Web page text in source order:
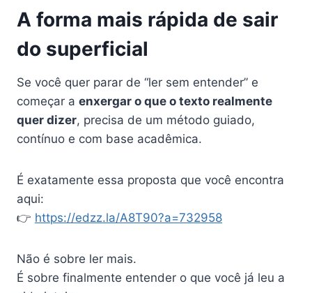
A forma mais rápida de sair
do superficial
Se você quer parar de “ler sem entender” e
começar a enxergar o que o texto realmente
quer dizer, precisa de um método guiado,
contínuo e com base acadêmica.
É exatamente essa proposta que você encontra
aqui:
👉 https://edzz.la/A8T90?a=732958
Não é sobre ler mais.
É sobre finalmente entender o que você já leu a